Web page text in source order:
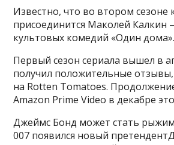
Известно, что во втором сезоне
присоединится Маколей Калкин
культовых комедий «Один дома».
Первый сезон сериала вышел в
получил положительные отзывы,
на Rotten Tomatoes.
Amazon Prime Video в декабре
Джеймс Бонд может стать
007 появился новый